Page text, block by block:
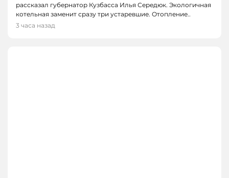
рассказал губернатор Кузбасса Илья Середюк. Экологичная
котельная заменит сразу три устаревшие. Отопление..
3 часа назад